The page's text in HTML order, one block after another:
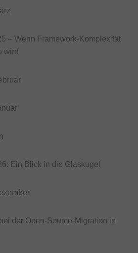
– Wenn Framework-Komplexität
wird
Ein Blick in die Glaskugel
der Open-Source-Migration in